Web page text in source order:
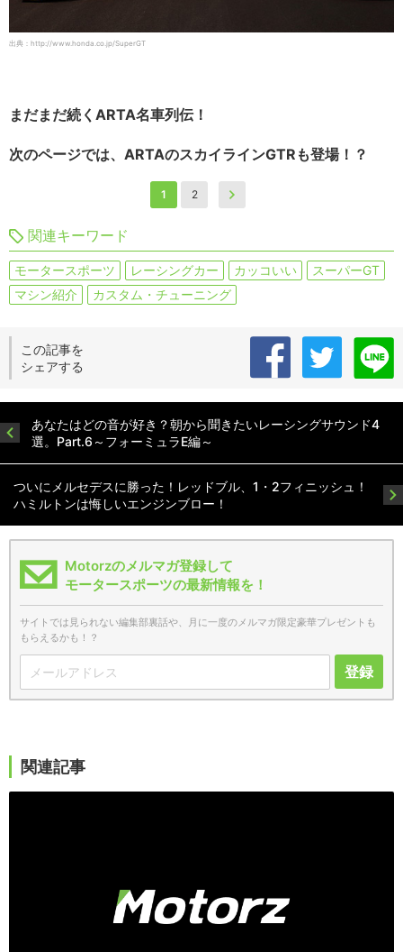
出典：http://www.honda.co.jp/SuperGT
まだまだ続くARTA名車列伝！
次のページでは、ARTAのスカイラインGTRも登場！？
1 2
関連キーワード
モータースポーツ レーシングカー カッコいい
スーパーGT
マシン紹介
カスタム・チューニング
この記事を
シェアする
あなたはどの音が好き？朝から聞きたいレーシングサウンド4
選。Part.6～フォーミュラE編～
ついにメルセデスに勝った！レッドブル、1・2フィニッシュ！
ハミルトンは悔しいエンジンブロー！
Motorzのメルマガ登録して
モータースポーツの最新情報を！
サイトでは見られない編集部裏話や、月に一度のメルマガ限定豪華プレゼントも
もらえるかも！？
登録
関連記事